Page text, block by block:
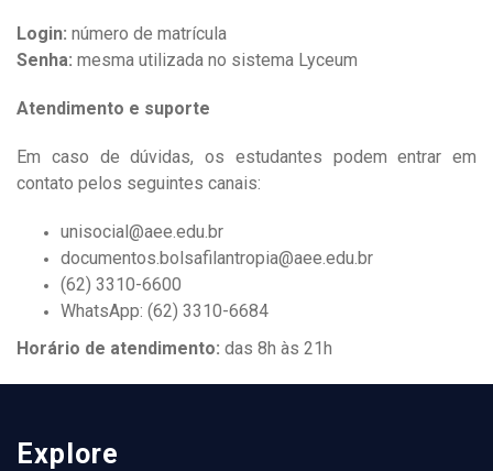
Login: número de matrícula
Senha: mesma utilizada no sistema Lyceum
Atendimento e suporte
Em caso de dúvidas, os estudantes podem entrar em
contato pelos seguintes canais:
unisocial@aee.edu.br
documentos.bolsafilantropia@aee.edu.br
(62) 3310-6600
WhatsApp: (62) 3310-6684
Horário de atendimento: das 8h às 21h
Explore